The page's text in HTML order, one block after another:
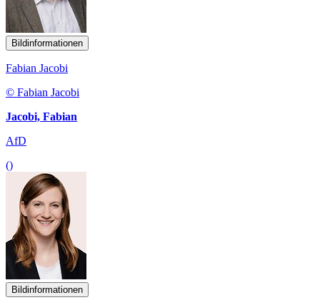
Bildinformationen
Fabian Jacobi
© Fabian Jacobi
Jacobi, Fabian
AfD
()
Bildinformationen